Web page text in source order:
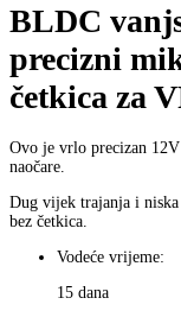
BLDC
precizni
četkica za
Ovo je vrlo precizan
naočare.
Dug vijek trajanja i
bez četkica.
Vodeće vrijeme:
15 dana